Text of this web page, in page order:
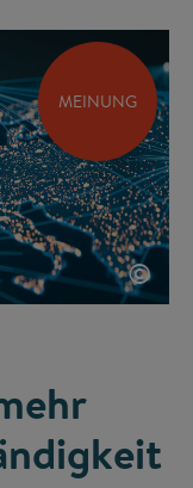
MEINUNG
©